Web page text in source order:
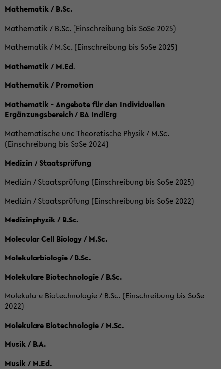
Mathematik / B.Sc.
Mathematik / B.Sc. (Einschreibung bis SoSe 2025)
Mathematik / M.Sc. (Einschreibung bis SoSe 2025)
Mathematik / M.Ed.
Mathematik / Promotion
Mathematik - Angebote für den Individuellen
Ergänzungsbereich / BA IndiErg
Mathematische und Theoretische Physik / M.Sc.
(Einschreibung bis SoSe 2024)
Medizin / Staatsprüfung
Medizin / Staatsprüfung (Einschreibung bis SoSe 2025)
Medizin / Staatsprüfung (Einschreibung bis SoSe 2022)
Medizinphysik / B.Sc.
Molecular Cell Biology / M.Sc.
Molekularbiologie / B.Sc.
Molekulare Biotechnologie / B.Sc.
Molekulare Biotechnologie / B.Sc. (Einschreibung bis SoSe
2022)
Molekulare Biotechnologie / M.Sc.
Musik / B.A.
Musik / M.Ed.